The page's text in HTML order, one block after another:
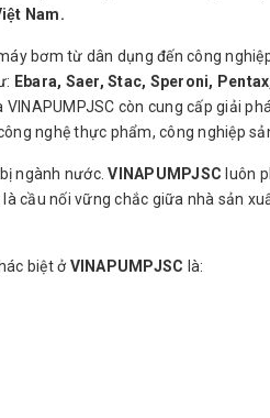
Nam.
bơm từ dân dụng đến công
Ebara, Saer, Stac, Speroni,
VINAPUMPJSC còn cung cấp giải
nghệ thực phẩm, công nghiệp
ngành nước.VINAPUMPJSC luôn
là cầu nối vững chắc giữa nhà sản
biệt ởVINAPUMPJSC là: